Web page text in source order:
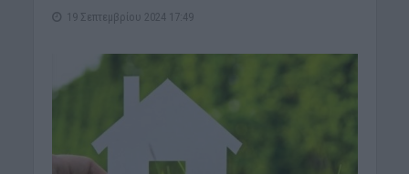
19 Σεπτεμβρίου 2024 17:49